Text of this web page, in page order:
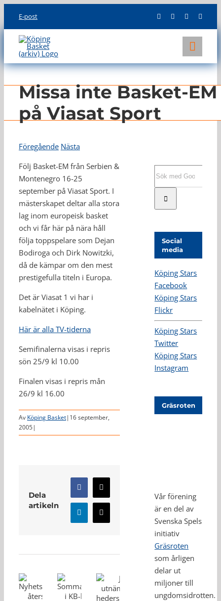
content
E-post
KLUBBEN
LAG
INFO
Missa inte Basket-EM
på Viasat Sport
Föregående Nästa
Följ Basket-EM från Serbien &
Montenegro 16-25
september på Viasat Sport. I
mästerskapet deltar alla stora
lag inom europeisk basket
och vi får här på nära håll
följa toppspelare som Dejan
Bodiroga och Dirk Nowitzki,
då de kämpar om den mest
prestigefulla titeln i Europa.
Det är Viasat 1 vi har i
kabelnätet i Köping.
Här är alla TV-tiderna
Semifinalerna visas i repris
sön 25/9 kl 10.00
Finalen visas i repris mån
26/9 kl 16.00
Av Köping Basket| 16 september,
2005|
Dela
artikeln
Facebook
X
LinkedInE-
post
Social
media
Köping Stars
Facebook
Köping Stars
Flickr
Köping Stars
Twitter
Köping Stars
Instagram
Gräsroten
Vår förening
är en del av
Svenska Spels
initiativ
Gräsroten
som årligen
delar ut
miljoner till
ungdomsidrotten.